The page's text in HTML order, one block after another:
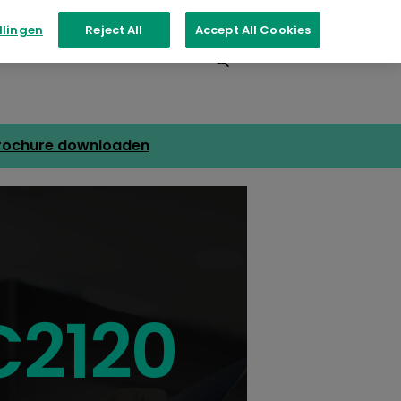
Contact
downloaden
Reject All Accept All Cookies